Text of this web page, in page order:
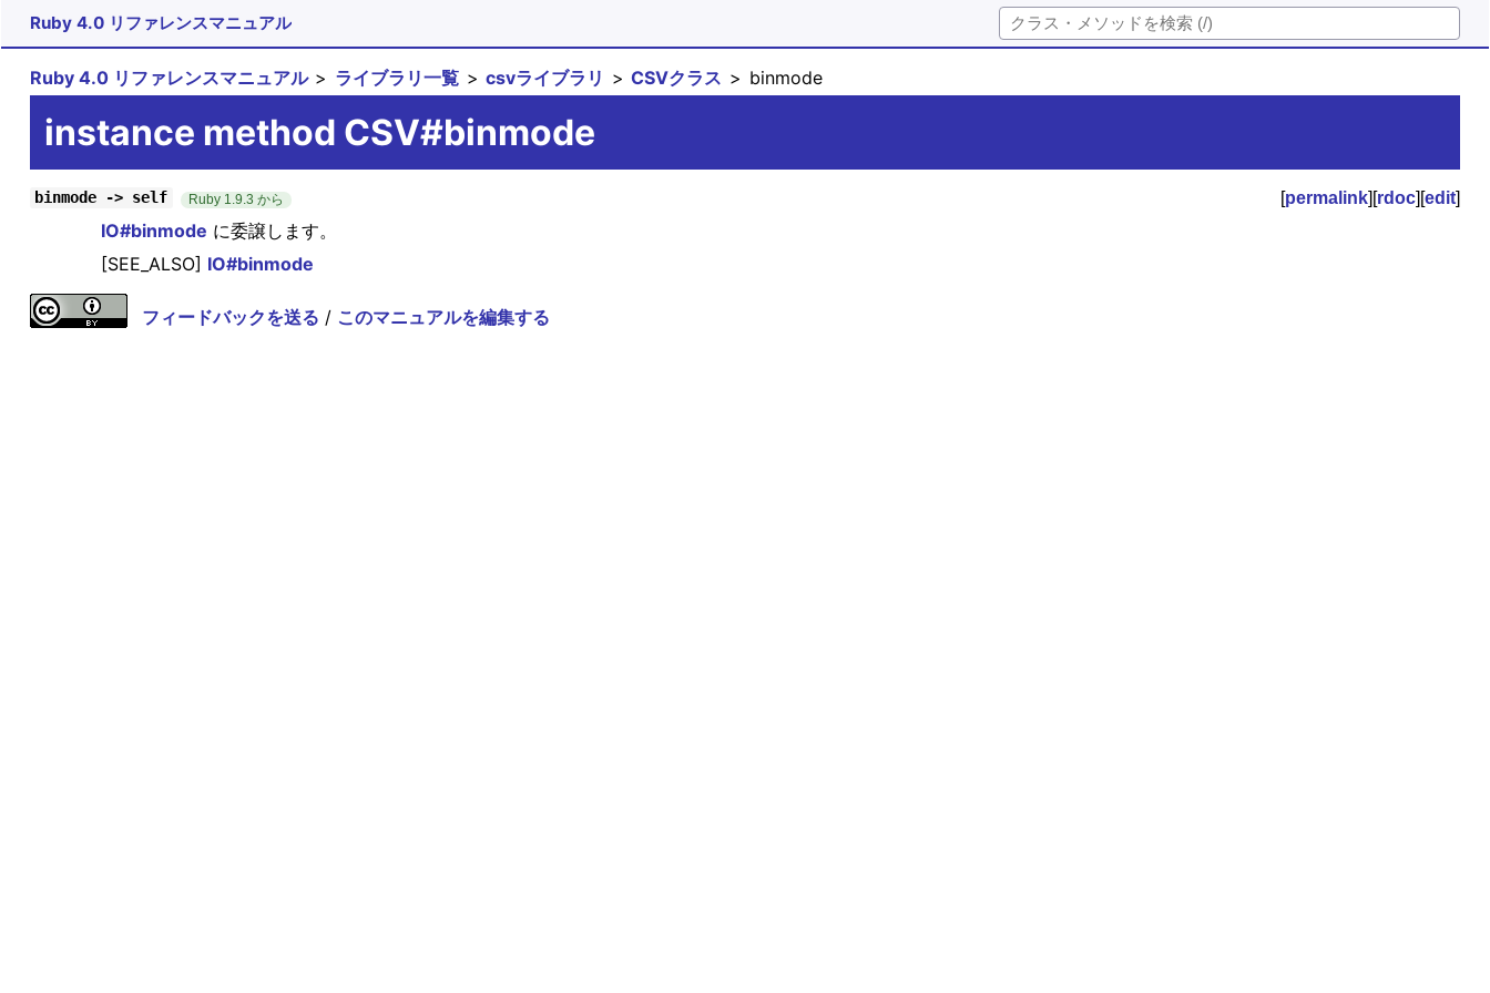
Ruby 4.0 リファレンスマニュアル
Ruby 4.0 リファレンスマニュアル ライブラリ一覧 csvライブラリ CSVクラス binmode
instance method CSV#binmode
binmode -> self Ruby 1.9.3 から [permalink][rdoc][edit]
IO#binmode に委譲します。
[SEE_ALSO] IO#binmode
フィードバックを送る / このマニュアルを編集する